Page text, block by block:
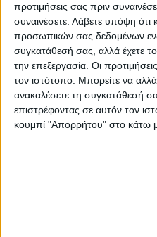
προτιμήσεις σας πριν
συναινέσετε. Λάβετε υπόψη ότι
προσωπικών σας δεδομένων
συγκατάθεσή σας, αλλά έχετε
την επεξεργασία. Οι
τον ιστότοπο. Μπορείτε να
ανακαλέσετε τη συγκατάθεσή
επιστρέφοντας σε αυτόν τον
κουμπί "Απορρήτου" στο κάτω